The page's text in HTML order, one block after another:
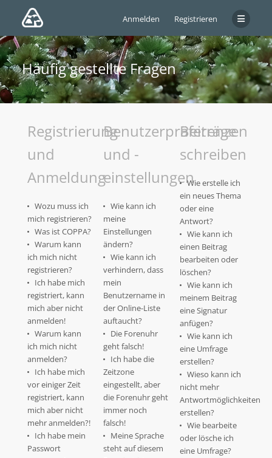
Anmelden Registrieren
Häufig gestellte Fragen
Registrierung
und
Anmeldung
Wozu muss ich
mich registrieren?
Was ist COPPA?
Warum kann
ich mich nicht
registrieren?
Ich habe mich
registriert, kann
mich aber nicht
anmelden!
Warum kann
ich mich nicht
anmelden?
Ich habe mich
vor einiger Zeit
registriert, kann
mich aber nicht
mehr anmelden?!
Ich habe mein
Passwort
Benutzerpräferenzen
und -
einstellungen
Wie kann ich
meine
Einstellungen
ändern?
Wie kann ich
verhindern, dass
mein
Benutzername in
der Online-Liste
auftaucht?
Die Forenuhr
geht falsch!
Ich habe die
Zeitzone
eingestellt, aber
die Forenuhr geht
immer noch
falsch!
Meine Sprache
steht auf diesem
Beiträge
schreiben
Wie erstelle ich
ein neues Thema
oder eine
Antwort?
Wie kann ich
einen Beitrag
bearbeiten oder
löschen?
Wie kann ich
meinem Beitrag
eine Signatur
anfügen?
Wie kann ich
eine Umfrage
erstellen?
Wieso kann ich
nicht mehr
Antwortmöglichkeiten
erstellen?
Wie bearbeite
oder lösche ich
eine Umfrage?